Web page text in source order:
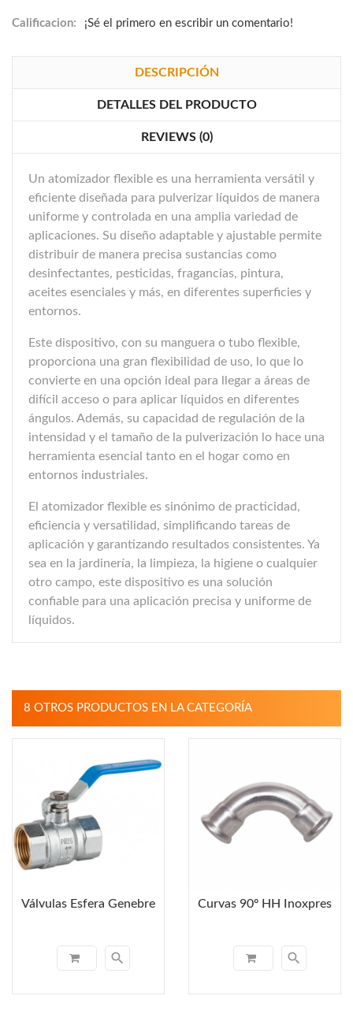
Calificacion: ¡Sé el primero en escribir un comentario!
DESCRIPCIÓN
DETALLES DEL PRODUCTO
REVIEWS (0)
Un atomizador flexible es una herramienta versátil y
eficiente diseñada para pulverizar líquidos de manera
uniforme y controlada en una amplia variedad de
aplicaciones. Su diseño adaptable y ajustable permite
distribuir de manera precisa sustancias como
desinfectantes, pesticidas, fragancias, pintura,
aceites esenciales y más, en diferentes superficies y
entornos.
Este dispositivo, con su manguera o tubo flexible,
proporciona una gran flexibilidad de uso, lo que lo
convierte en una opción ideal para llegar a áreas de
difícil acceso o para aplicar líquidos en diferentes
ángulos. Además, su capacidad de regulación de la
intensidad y el tamaño de la pulverización lo hace una
herramienta esencial tanto en el hogar como en
entornos industriales.
El atomizador flexible es sinónimo de practicidad,
eficiencia y versatilidad, simplificando tareas de
aplicación y garantizando resultados consistentes. Ya
sea en la jardinería, la limpieza, la higiene o cualquier
otro campo, este dispositivo es una solución
confiable para una aplicación precisa y uniforme de
líquidos.
8 OTROS PRODUCTOS EN LA CATEGORÍA
Válvulas Esfera Genebre
search
Curvas 90º HH Inoxpres
search